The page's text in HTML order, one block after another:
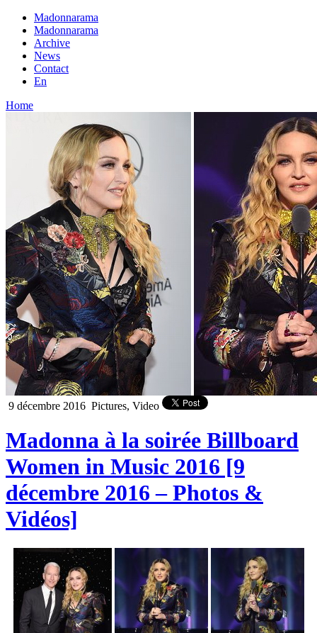
Madonnarama
Madonnarama
Archive
News
Contact
En
Home
9 décembre 2016 Pictures, Video
Madonna à la soirée Billboard
Women in Music 2016 [9
décembre 2016 – Photos &
Vidéos]